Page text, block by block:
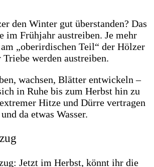
den Winter gut überstanden? Das
im Frühjahr austreiben. Je mehr
„oberirdischen Teil“ der Hölzer
werden austreiben.
wachsen, Blätter entwickeln –
in Ruhe bis zum Herbst hin zu
Hitze und Dürre vertragen
da etwas Wasser.
Jetzt im Herbst, könnt ihr die